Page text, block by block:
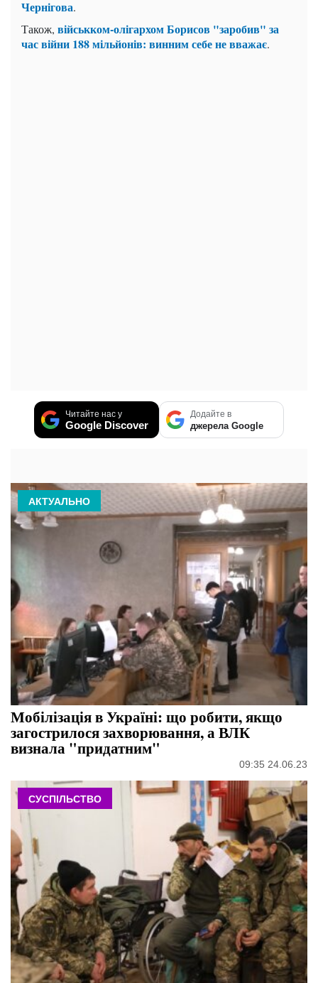
Чернігова.
Також, військком-олігархом Борисов "заробив" за
час війни 188 мільйонів: винним себе не вважає.
Читайте нас у
Google Discover
Додайте в
джерела Google
АКТУАЛЬНО
Мобілізація в Україні: що робити, якщо
загострилося захворювання, а ВЛК
визнала "придатним"
09:35 24.06.23
СУСПІЛЬСТВО